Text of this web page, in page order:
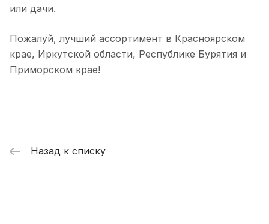
или дачи.
Пожалуй, лучший ассортимент в Красноярском
крае, Иркутской области, Республике Бурятия и
Приморском крае!
Назад к списку